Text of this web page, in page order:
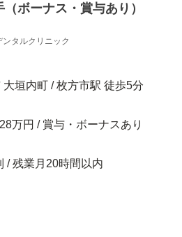
ボーナス・賞与あり）
タルクリニック
大垣内町 / 枚方市駅 徒歩5分
万円 / 賞与・ボーナスあり
/ 残業月20時間以内